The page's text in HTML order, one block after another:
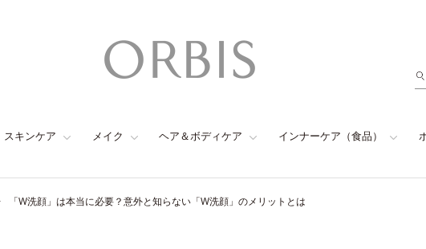
スキンケア メイク ヘア＆ボディケア インナーケア（食品）
「W洗顔」は本当に必要？意外と知らない「W洗顔」のメリットとは